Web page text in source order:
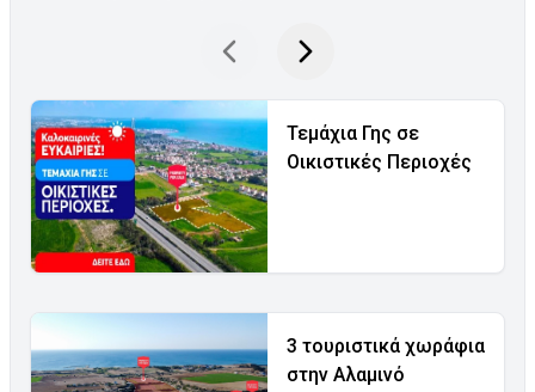
Τεμάχια Γης σε
Οικιστικές Περιοχές
3 τουριστικά χωράφια
στην Αλαμινό